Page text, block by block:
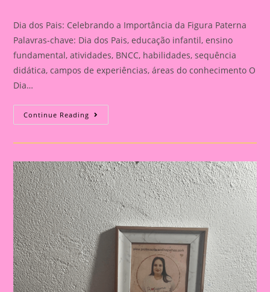
Dia dos Pais: Celebrando a Importância da Figura Paterna
Palavras-chave: Dia dos Pais, educação infantil, ensino
fundamental, atividades, BNCC, habilidades, sequência
didática, campos de experiências, áreas do conhecimento O
Dia…
Continue Reading Cartão
Lembrança
O
Pais
|
Dia
Dos
Pais:
Celebrando
A
Importância
Da
Figura
Paterna